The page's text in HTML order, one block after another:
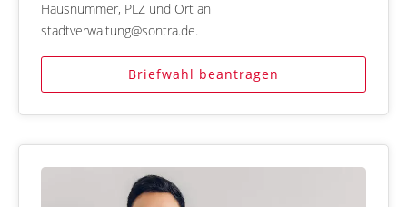
Hausnummer, PLZ und Ort an
stadtverwaltung@sontra.de.
Briefwahl beantragen